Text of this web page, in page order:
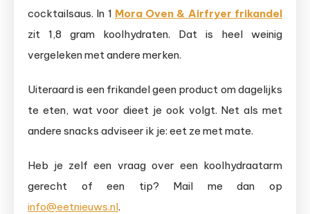
cocktailsaus. In 1 Mora Oven & Airfryer frikandel
zit 1,8 gram koolhydraten. Dat is heel weinig
vergeleken met andere merken.
Uiteraard is een frikandel geen product om dagelijks
te eten, wat voor dieet je ook volgt. Net als met
andere snacks adviseer ik je: eet ze met mate.
Heb je zelf een vraag over een koolhydraatarm
gerecht of een tip? Mail me dan op
info@eetnieuws.nl.